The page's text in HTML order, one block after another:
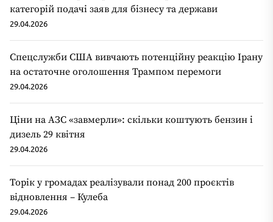
категорій подачі заяв для бізнесу та держави
29.04.2026
Спецслужби США вивчають потенційну реакцію Ірану
на остаточне оголошення Трампом перемоги
29.04.2026
Ціни на АЗС «завмерли»: скільки коштують бензин і
дизель 29 квітня
29.04.2026
Торік у громадах реалізували понад 200 проєктів
відновлення – Кулеба
29.04.2026